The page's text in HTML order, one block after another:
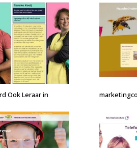
Ook Leraar in